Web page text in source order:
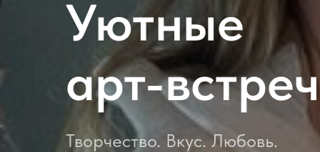
Уютные
арт-
Творчество. Вкус. Любовь.